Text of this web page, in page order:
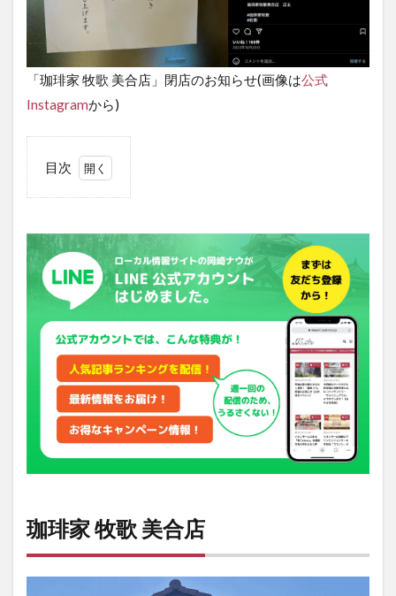
「珈琲家 牧歌 美合店」閉店のお知らせ(画像は公式
Instagramから)
目次
家
牧
美
店
珈琲家 牧歌 美合店